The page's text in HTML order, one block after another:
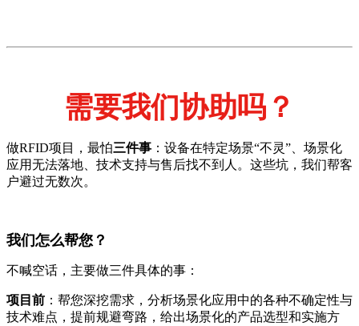
需要我们协助吗？
做RFID项目，最怕三件事 ：设备在特定场景“不灵”、场景化
应用无法落地、技术支持与售后找不到人。这些坑，我们帮客
户避过无数次。
我们怎么帮您？
不喊空话，主要做三件具体的事：
项目前 ：帮您深挖需求，分析场景化应用中的各种不确定性与
技术难点，提前规避弯路，给出场景化的产品选型和实施方